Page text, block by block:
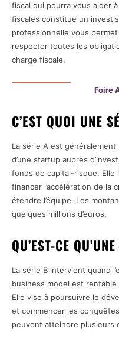
fiscal qui pourra vous aider
fiscales constitue un
professionnelle vous
respecter toutes les
charge fiscale.
Foire
C’EST QUOI UNE
La série A est
d’une startup auprès
fonds de capital-risque. Elle
financer l’accélération de la
étendre l’équipe. Les
quelques millions d’euros.
QU’EST-CE
La série B intervient quand
business model est
Elle vise à poursuivre le
et commencer les
peuvent atteindre plusieurs